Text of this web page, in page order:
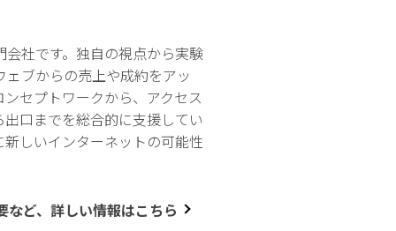
社です。独自の視点から実験
ブからの売上や成約をアッ
セプトワークから、アクセス
口までを総合的に支援してい
しいインターネットの可能性
など、詳しい情報はこちら